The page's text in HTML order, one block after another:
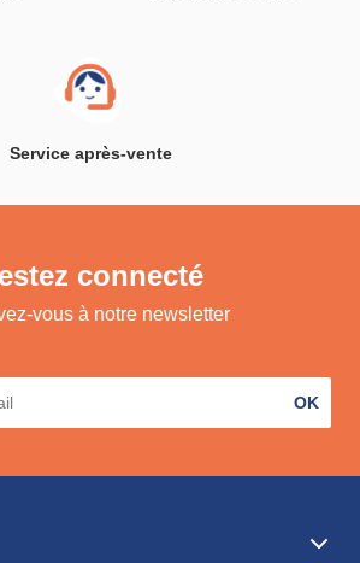
Service après-vente
connecté
vous à notre newsletter
OK